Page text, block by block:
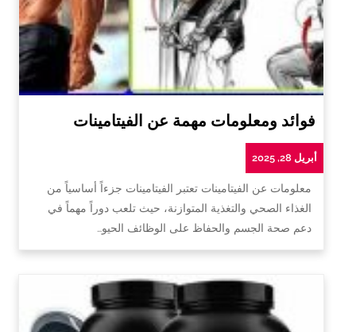
فوائد ومعلومات مهمة عن الفيتامينات
أبريل 28, 2025
معلومات عن الفيتامينات تعتبر الفيتامينات جزءاً أساسياً من
الغذاء الصحي والتغذية المتوازنة، حيث تلعب دوراً مهماً في
دعم صحة الجسم والحفاظ على الوظائف الحيو…